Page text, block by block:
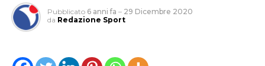
Pubblicato 6 anni fa – 29 Dicembre 2020
da Redazione Sport